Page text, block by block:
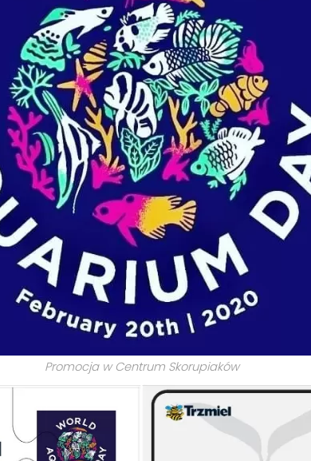
Promocja w Centrum Skorupiaków